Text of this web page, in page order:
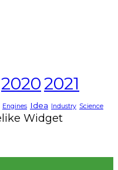
20202021
Engines Idea Industry Science